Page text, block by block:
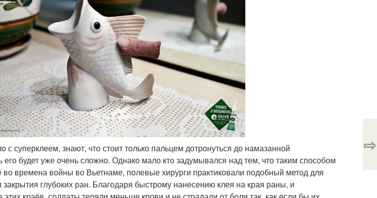
с суперклеем, знают, что стоит только пальцем дотронуться до намазанной
его будет уже очень сложно. Однако мало кто задумывался над тем, что таким способом
времена войны во Вьетнаме, полевые хирурги практиковали подобный метод для
закрытия глубоких ран. Благодаря быстрому нанесению клея на края раны, и
⇨